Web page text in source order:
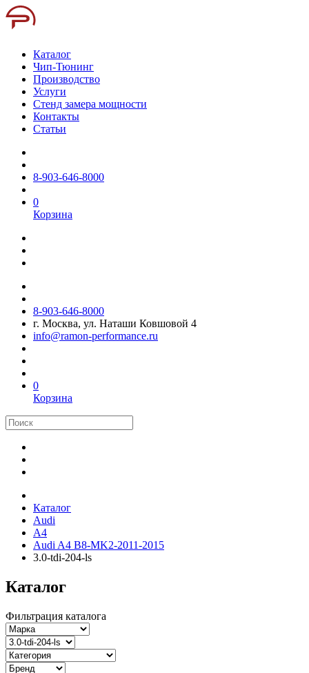
Каталог
Чип-Тюнинг
Производство
Услуги
Стенд замера мощности
Контакты
Статьи
8-903-646-8000
0
Корзина
8-903-646-8000
г. Москва, ул. Наташи Ковшовой 4
info@ramon-performance.ru
0
Корзина
Каталог
Audi
A4
Audi A4 B8-MK2-2011-2015
3.0-tdi-204-ls
Каталог
Фильтрация каталога